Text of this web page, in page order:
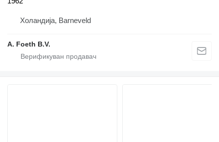
Холандија, Barneveld
A. Foeth B.V.